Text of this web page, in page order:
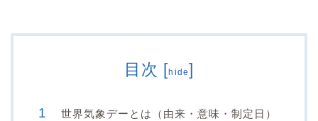
目次 [hide]
世界気象デーとは（由来・意味・制定日）